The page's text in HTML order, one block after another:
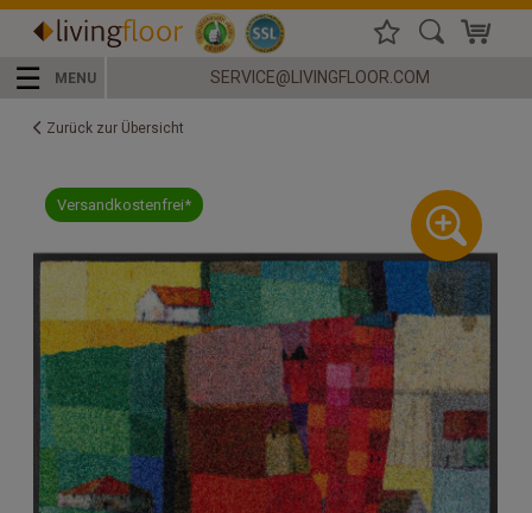
☰ MENU SERVICE@LIVINGFLOOR.COM
Zurück zur Übersicht
Versandkostenfrei*